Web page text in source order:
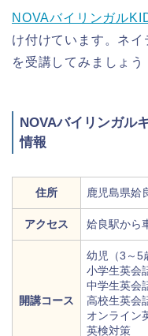
NOVAバイリンガル
け付けています。ネ
を受講してみましょう
NOVAバイリンガル
情報
住所 鹿児島県姶
アクセス 姶良駅から
開講コース
幼児（3～5
小学生英会
中学生英会
高校生英会
オンライン
英検対策